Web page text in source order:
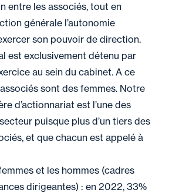
entre les associés, tout en
générale l’autonomie
son pouvoir de direction.
est exclusivement détenu par
au sein du cabinet. A ce
sont des femmes. Notre
d’actionnariat est l’une des
puisque plus d’un tiers des
et que chacun est appelé à
et les hommes (cadres
dirigeantes) : en 2022, 33%